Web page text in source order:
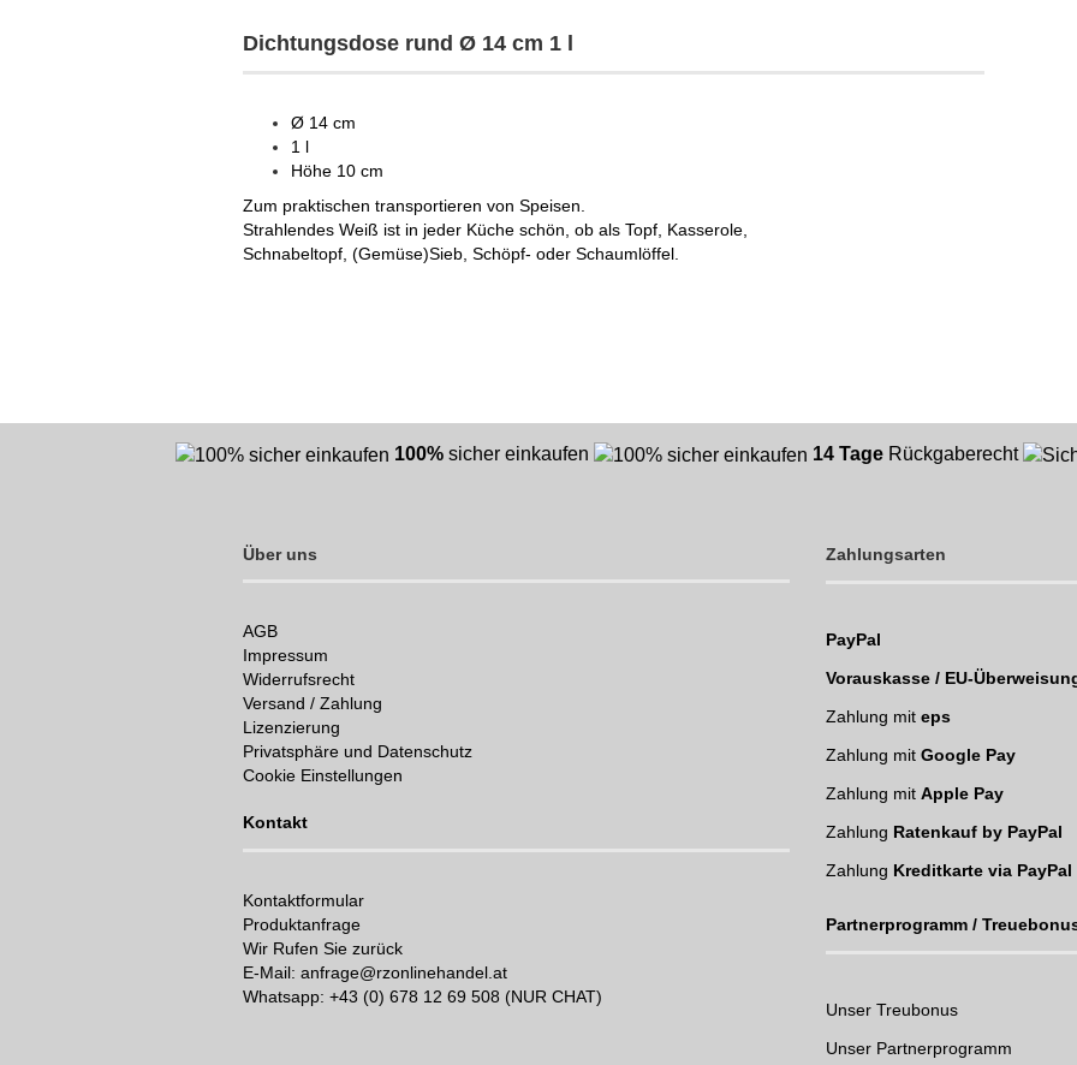
Dichtungsdose rund Ø 14 cm 1 l
Ø 14 cm
1 l
Höhe 10 cm
Zum praktischen transportieren von Speisen.
Strahlendes Weiß ist in jeder Küche schön, ob als Topf, Kasserole,
Schnabeltopf, (Gemüse)Sieb, Schöpf- oder Schaumlöffel.
100% sicher einkaufen 14 Tage Rückgaberecht
Über uns
AGB
Impressum
Widerrufsrecht
Versand / Zahlung
Lizenzierung
Privatsphäre und Datenschutz
Cookie Einstellungen
Kontakt
Kontaktformular
Produktanfrage
Wir Rufen Sie zurück
E-Mail: anfrage@rzonlinehandel.at
Whatsapp: +43 (0) 678 12 69 508 (NUR CHAT)
Zahlungsarten
PayPal
Vorauskasse / EU-
Zahlung mit eps
Zahlung mit Google Pay
Zahlung mit Apple Pay
Zahlung Ratenkauf by PayPal
Zahlung Kreditkarte via PayPal
Partnerprogramm /
Unser Treubonus
Unser Partnerprogramm